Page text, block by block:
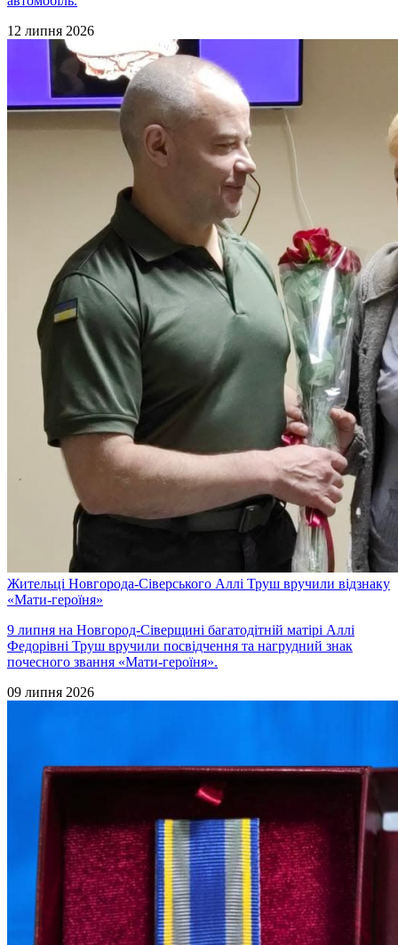
12 липня 2026
Жительці Новгорода-Сіверського Аллі Труш вручили відзнаку
«Мати-героїня»
9 липня на Новгород-Сіверщині багатодітній матірі Аллі
Федорівні Труш вручили посвідчення та нагрудний знак
почесного звання «Мати-героїня».
09 липня 2026